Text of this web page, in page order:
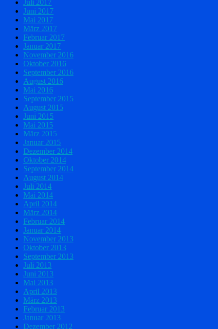
Juli 2017
Juni 2017
Mai 2017
März 2017
Februar 2017
Januar 2017
November 2016
Oktober 2016
September 2016
August 2016
Mai 2016
September 2015
August 2015
Juni 2015
Mai 2015
März 2015
Januar 2015
Dezember 2014
Oktober 2014
September 2014
August 2014
Juli 2014
Mai 2014
April 2014
März 2014
Februar 2014
Januar 2014
November 2013
Oktober 2013
September 2013
Juli 2013
Juni 2013
Mai 2013
April 2013
März 2013
Februar 2013
Januar 2013
Dezember 2012